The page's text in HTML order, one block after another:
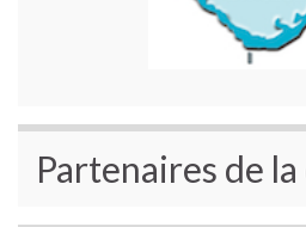
Partenaires de